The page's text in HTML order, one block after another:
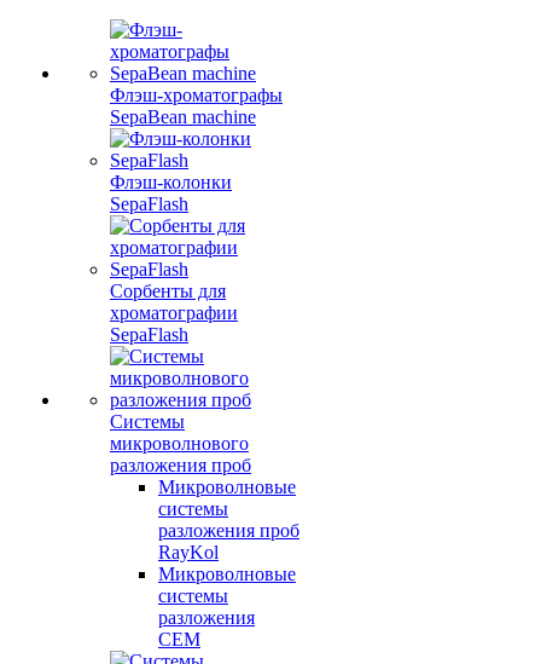
Флэш-хроматографы
SepaBean machine
Флэш-колонки
SepaFlash
Сорбенты для
хроматографии
SepaFlash
Системы
микроволнового
разложения проб
Микроволновые
системы
разложения проб
RayKol
Микроволновые
системы
разложения
CEM